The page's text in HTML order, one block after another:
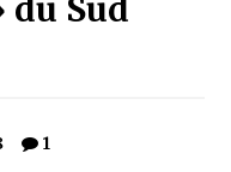
du Sud
1